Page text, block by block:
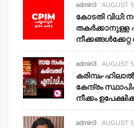
admin3 AUGUST
കോടതി
നീക്കങ്ങള്‍ക്കേറ്റ
admin3 AUGUST
കരിമ്പം-
കേന്ദ്രം
നീക്കം
admin3 AUGUST